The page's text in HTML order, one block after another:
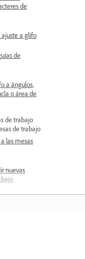
de
a glifo
de
a ángulos,
o área de
de trabajo
de trabajo
las mesas
nuevas